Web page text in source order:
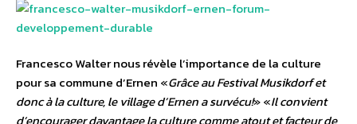
Francesco Walter nous révèle l’importance de la culture
pour sa commune d’Ernen «Grâce au Festival Musikdorf et
donc à la culture, le village d’Ernen a survécu!» «Il convient